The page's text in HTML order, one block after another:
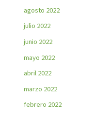
agosto 2022
julio 2022
junio 2022
mayo 2022
abril 2022
marzo 2022
febrero 2022